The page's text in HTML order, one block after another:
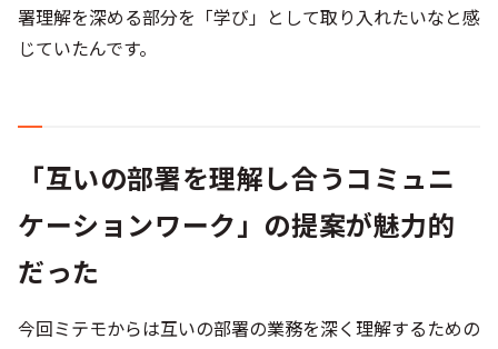
署理解を深める部分を「学び」として取り入れたいなと感
じていたんです。
「互いの部署を理解し合うコミュニ
ケーションワーク」の提案が魅力的
だった
今回ミテモからは互いの部署の業務を深く理解するための